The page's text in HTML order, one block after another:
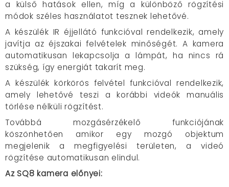
a külső hatások ellen, míg a különböző rögzítési
módok széles használatot tesznek lehetővé.
A készülék IR éjjellátó funkcióval rendelkezik, amely
javítja az éjszakai felvételek minőségét. A kamera
automatikusan lekapcsolja a lámpát, ha nincs rá
szükség, így energiát takarít meg.
A készülék körkörös felvétel funkcióval rendelkezik,
amely lehetővé teszi a korábbi videók manuális
törlése nélküli rögzítést.
Továbbá mozgásérzékelő funkciójának
köszönhetően amikor egy mozgó objektum
megjelenik a megfigyelési területen, a videó
rögzítése automatikusan elindul.
Az SQ8 kamera előnyei: